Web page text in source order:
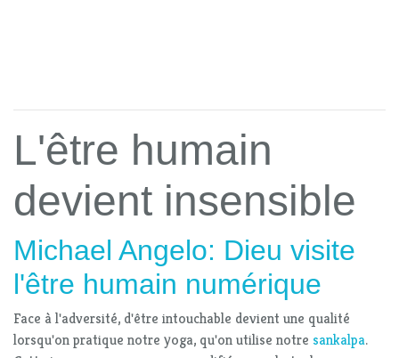
L'être humain
devient insensible
Michael Angelo: Dieu visite
l'être humain numérique
Face à l'adversité, d'être intouchable devient une qualité
lorsqu'on pratique notre yoga, qu'on utilise notre sankalpa.